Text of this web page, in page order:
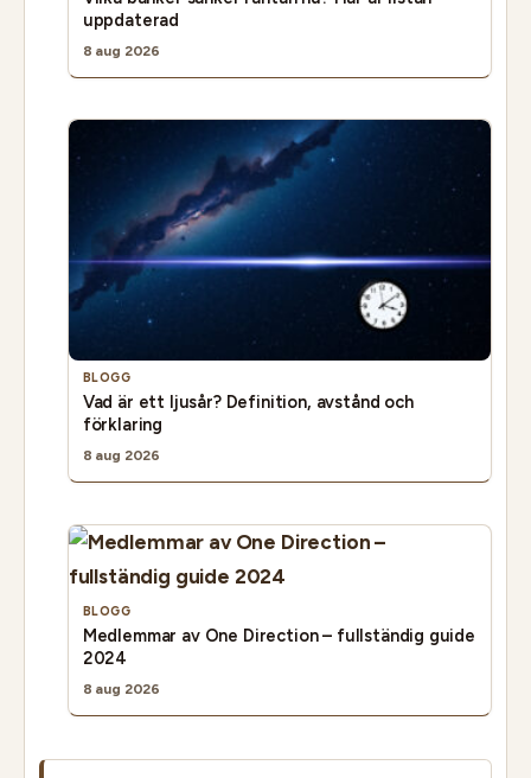
uppdaterad
8 aug 2026
BLOGG
Vad är ett ljusår? Definition, avstånd och
förklaring
8 aug 2026
BLOGG
Medlemmar av One Direction – fullständig guide
2024
8 aug 2026